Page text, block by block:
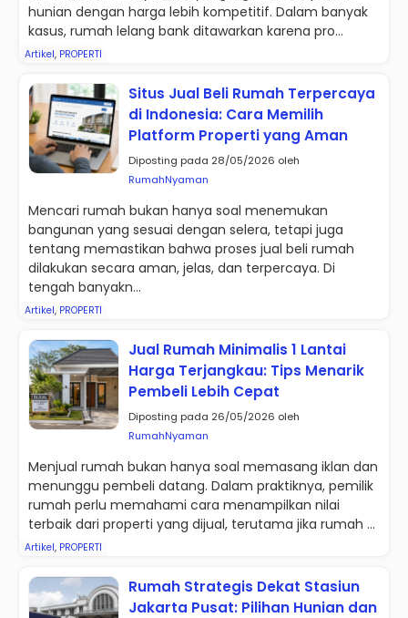
hunian dengan harga lebih kompetitif. Dalam banyak
kasus, rumah lelang bank ditawarkan karena pro...
Artikel, PROPERTI
Situs Jual Beli Rumah Terpercaya
di Indonesia: Cara Memilih
Platform Properti yang Aman
Diposting pada 28/05/2026 oleh
RumahNyaman
Mencari rumah bukan hanya soal menemukan
bangunan yang sesuai dengan selera, tetapi juga
tentang memastikan bahwa proses jual beli rumah
dilakukan secara aman, jelas, dan terpercaya. Di
tengah banyakn...
Artikel, PROPERTI
Jual Rumah Minimalis 1 Lantai
Harga Terjangkau: Tips Menarik
Pembeli Lebih Cepat
Diposting pada 26/05/2026 oleh
RumahNyaman
Menjual rumah bukan hanya soal memasang iklan dan
menunggu pembeli datang. Dalam praktiknya, pemilik
rumah perlu memahami cara menampilkan nilai
terbaik dari properti yang dijual, terutama jika rumah ...
Artikel, PROPERTI
Rumah Strategis Dekat Stasiun
Jakarta Pusat: Pilihan Hunian dan